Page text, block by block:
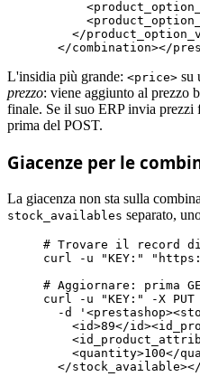
</
</combination></
L'insidia più grande: <price> su
prezzo: viene aggiunto al prezzo
finale. Se il suo ERP invia prezzi
prima del POST.
Giacenze per le
La giacenza non sta sulla
stock_availables separato,
# Trovare il record di
curl -u
"KEY:"
# Aggiornare: prima
curl -u
"KEY:" -X PUT
  -d
<id>89</
<quantity>100</
</